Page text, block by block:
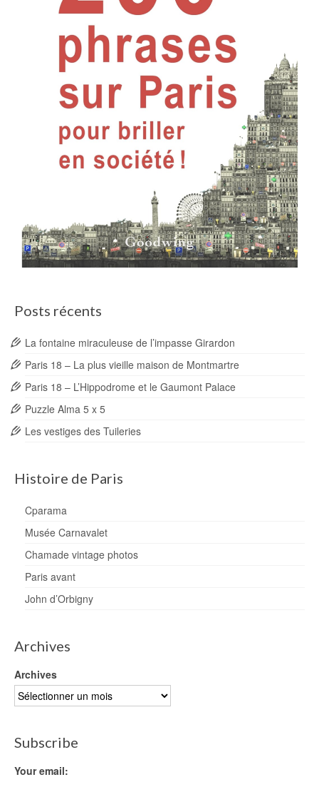
Posts récents
La fontaine miraculeuse de l’impasse Girardon
Paris 18 – La plus vieille maison de Montmartre
Paris 18 – L’Hippodrome et le Gaumont Palace
Puzzle Alma 5 x 5
Les vestiges des Tuileries
Histoire de Paris
Cparama
Musée Carnavalet
Chamade vintage photos
Paris avant
John d’Orbigny
Archives
Archives
Subscribe
Your email: